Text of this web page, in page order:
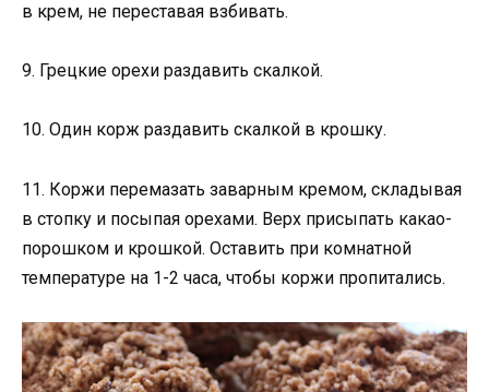
в крем, не переставая взбивать.
9. Грецкие орехи раздавить скалкой.
10. Один корж раздавить скалкой в крошку.
11. Коржи перемазать заварным кремом, складывая
в стопку и посыпая орехами. Верх присыпать какао-
порошком и крошкой. Оставить при комнатной
температуре на 1-2 часа, чтобы коржи пропитались.